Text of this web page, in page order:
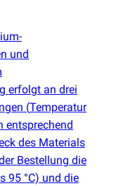
und
erfolgt an drei
(Temperatur
entsprechend
des Materials
Bestellung die
95 °C) und die